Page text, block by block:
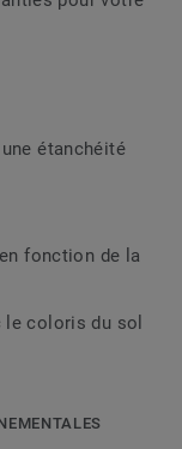
étanchéité
fonction de la
coloris du sol